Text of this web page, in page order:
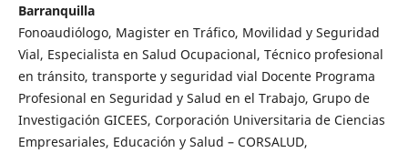
Barranquilla
Fonoaudiólogo, Magister en Tráfico, Movilidad y Seguridad
Vial, Especialista en Salud Ocupacional, Técnico profesional
en tránsito, transporte y seguridad vial Docente Programa
Profesional en Seguridad y Salud en el Trabajo, Grupo de
Investigación GICEES, Corporación Universitaria de Ciencias
Empresariales, Educación y Salud – CORSALUD,